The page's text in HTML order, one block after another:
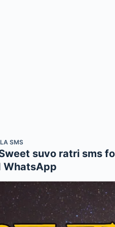
SMS
suvo ratri sms
WhatsApp